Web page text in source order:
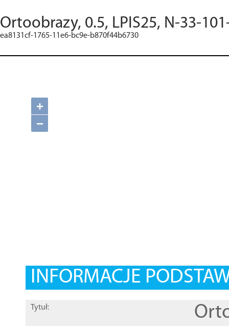
Ortoobrazy, 0.5, LPIS25, N-33-
ea8131cf-1765-11e6-bc9e-b870f44b6730
+
−
INFORMACJE
Tytuł: